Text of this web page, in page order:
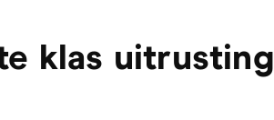
klas uitrusting